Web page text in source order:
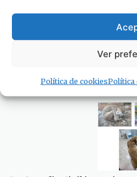
Ver
Política de cookiesPolítica
freestyle con solo 12 años